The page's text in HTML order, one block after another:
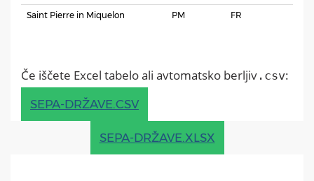
Saint Pierre in Miquelon PM FR
Če iščete Excel tabelo ali avtomatsko berljiv .csv:
SEPA-DRŽAVE.CSV
SEPA-DRŽAVE.XLSX